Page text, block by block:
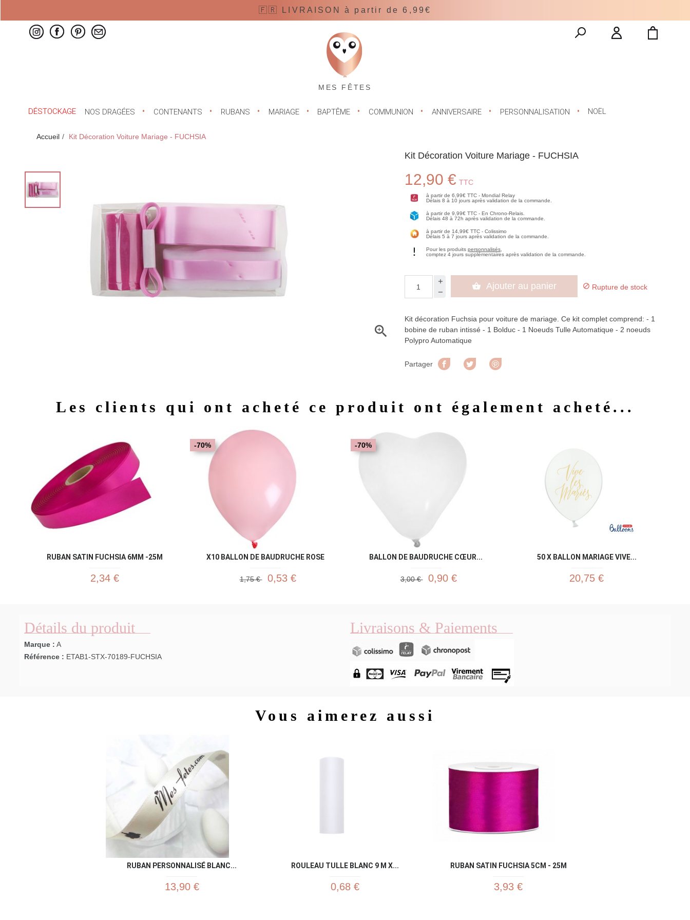
🇫🇷 LIVRAISON à partir de 6,99€
MES FÊTES
DÉSTOCKAGE NOS DRAGÉES CONTENANTS RUBANS MARIAGE BAPTÊME COMMUNION ANNIVERSAIRE PERSONNALISATION NOËL
Accueil Kit Décoration Voiture Mariage - FUCHSIA

Kit Décoration Voiture Mariage - FUCHSIA
12,90 € TTC
à partir de 6,99€ TTC - Mondial Relay
Délais 8 à 10 jours après validation de la commande.
à partir de 9,99€ TTC - En Chrono-Relais.
Délais 48 à 72h après validation de la commande.
à partir de 14,99€ TTC - Colissimo
Délais 5 à 7 jours après validation de la commande.
Pour les produitspersonnalisés
comptez 4 jours supplémentaires après validation de la commande.
 Ajouter au panier  Rupture de stock
Kit décoration Fuchsia pour voiture de mariage. Ce kit complet comprend: - 1
bobine de ruban intissé - 1 Bolduc - 1 Noeuds Tulle Automatique - 2 noeuds
Polypro Automatique
Partager Partager Tweet
Les clients qui ont acheté ce produit ont également acheté...
RUBAN SATIN FUCHSIA 6MM -25M
2,34 €
Aperçu rapide
X10 BALLON DE BAUDRUCHE ROSE
-70%
1,75 € 0,53 €
Aperçu rapide
BALLON DE BAUDRUCHE CŒUR...
-70%
3,00 € 0,90 €
50 X BALLON MARIAGE VIVE...
20,75 €
Détails du produit
Marque : A
Référence : ETAB1-STX-70189-FUCHSIA
Livraisons & Paiements
Vous aimerez aussi
RUBAN PERSONNALISÉ BLANC...
13,90 €
ROULEAU TULLE BLANC 9 M X...
0,68 €
RUBAN SATIN FUCHSIA 5CM - 25M
3,93 €